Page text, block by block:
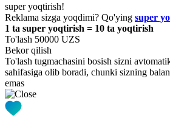
super yoqtirish!
Reklama sizga yoqdimi? Qo'ying super
1 ta super yoqtirish = 10 ta yoqtirish
To'lash 50000 UZS
Bekor qilish
To'lash tugmachasini bosish sizni
sahifasiga olib boradi, chunki sizning
emas